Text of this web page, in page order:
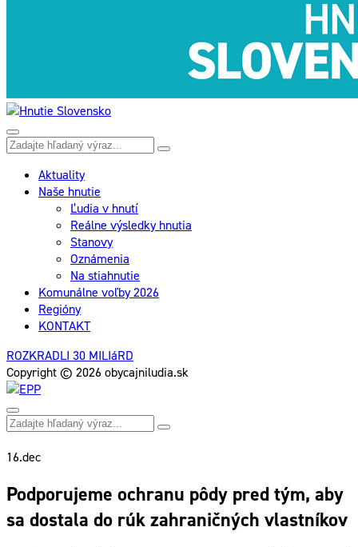
Aktuality
Naše hnutie
Ľudia v hnutí
Reálne výsledky hnutia
Stanovy
Oznámenia
Na stiahnutie
Komunálne voľby 2026
Regióny
KONTAKT
ROZKRADLI 30 MILIáRD
Copyright © 2026 obycajniludia.sk
16.dec
Podporujeme ochranu pôdy pred tým, aby
sa dostala do rúk zahraničných vlastníkov